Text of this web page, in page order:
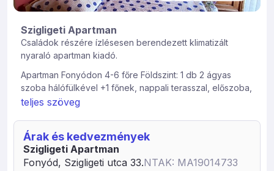
Szigligeti Apartman
Családok részére ízlésesen berendezett klimatizált
nyaraló apartman kiadó.
Apartman Fonyódon 4-6 főre Földszint: 1 db 2 ágyas
szoba hálófülkével +1 főnek, nappali terasszal, előszoba,
konyha,fürdő/WC. Emelet: 2 db 2 ágyas szoba pótággyal
rendelkezésre áll. A klíma használati díjat a megadott ár
tartalmazza. A korábbi TV készülékek LED TV-krelettek
cserélve. Tulajdonos külön a szuterénban lakik. Parkolás
teljes szöveg
Árak és kedvezmények
Szigligeti Apartman
Fonyód, Szigligeti utca 33.NTAK: MA19014733